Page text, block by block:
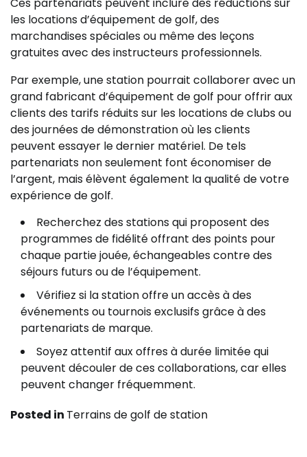
Ces partenariats peuvent inclure des réductions sur
les locations d’équipement de golf, des
marchandises spéciales ou même des leçons
gratuites avec des instructeurs professionnels.
Par exemple, une station pourrait collaborer avec un
grand fabricant d’équipement de golf pour offrir aux
clients des tarifs réduits sur les locations de clubs ou
des journées de démonstration où les clients
peuvent essayer le dernier matériel. De tels
partenariats non seulement font économiser de
l’argent, mais élèvent également la qualité de votre
expérience de golf.
Recherchez des stations qui proposent des
programmes de fidélité offrant des points pour
chaque partie jouée, échangeables contre des
séjours futurs ou de l’équipement.
Vérifiez si la station offre un accès à des
événements ou tournois exclusifs grâce à des
partenariats de marque.
Soyez attentif aux offres à durée limitée qui
peuvent découler de ces collaborations, car elles
peuvent changer fréquemment.
Posted in Terrains de golf de station